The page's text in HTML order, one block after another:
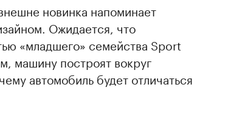
новинка напоминает
Ожидается, что
«младшего» семейства Sport
машину построят вокруг
автомобиль будет отличаться